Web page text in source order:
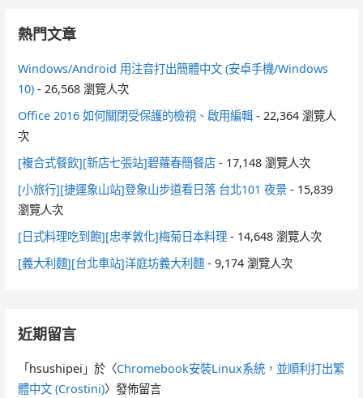
熱門文章
Windows/Android 用注音打出簡體中文 (安卓手機/Windows
10) - 26,568 瀏覽人次
Office 2016 如何關閉受保護的檢視、啟用編輯 - 22,364 瀏覽人
次
[複合式餐飲][新店七張站]碧蘿春簡餐店 - 17,148 瀏覽人次
[小旅行][捷運象山站]登象山步道看日落 台北101 夜景 - 15,839
瀏覽人次
[日式料理吃到飽][忠孝敦化]梅菊日本料理 - 14,648 瀏覽人次
[義大利麵][台北車站]洋庭坊義大利麵 - 9,174 瀏覽人次
近期留言
「 hsushipei 」於〈Chromebook安裝Linux系統，並順利打出繁
體中文 (Crostini)〉發佈留言